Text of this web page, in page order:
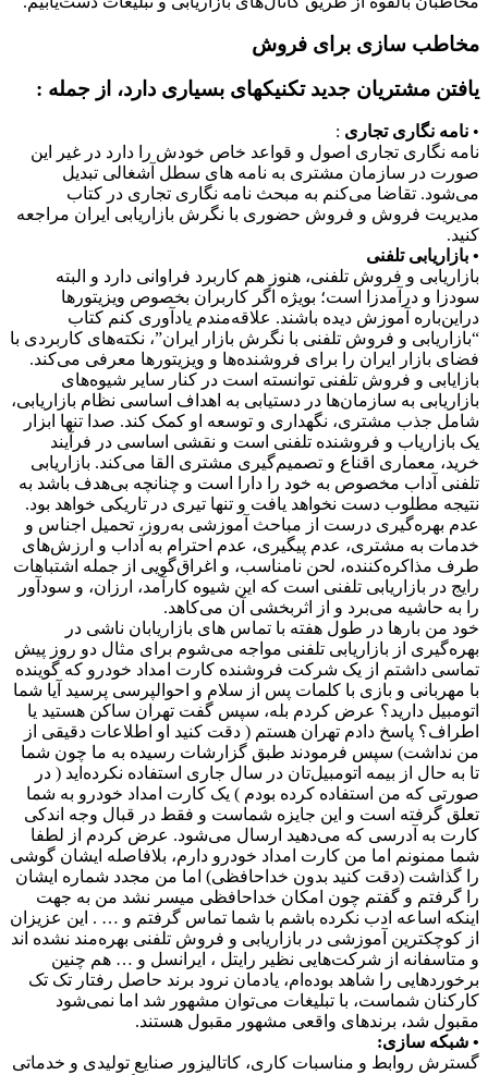
مخاطب سازی برای فروش
یافتن مشتریان جدید تکنیکهای بسیاری دارد، از جمله :
• نامه نگاری تجاری :
نامه نگاری تجاری اصول و قواعد خاص خودش را دارد در غیر این
صورت در سازمان مشتری به نامه های سطل آشغالی تبدیل
می‌شود. تقاضا می‌کنم به مبحث نامه نگاری تجاری در کتاب
مدیریت فروش و فروش حضوری با نگرش بازاریابی ایران مراجعه
کنید.
• بازاریابی تلفنی
بازاریابی و فروش تلفنی، هنوز هم کاربرد فراوانی دارد و البته
سودزا و درآمدزا است؛ بویژه اگر کاربران بخصوص ویزیتورها
دراین‌باره آموزش دیده باشند. علاقه‌مندم یادآوری کنم کتاب
“بازاریابی و فروش تلفنی با نگرش بازار ایران”، نکته‌های کاربردی با
فضای بازار ایران را برای فروشنده‌ها و ویزیتورها معرفی می‌کند.
بازایابی و فروش تلفنی توانسته است در کنار سایر شیوه‌های
بازاریابی به سازمان‌ها در دستیابی به اهداف اساسی نظام بازاریابی،
شامل جذب مشتری، نگهداری و توسعه او کمک کند. صدا تنها ابزار
یک بازاریاب و فروشنده تلفنی است و نقشی اساسی در فرآیند
خرید، معماری اقناع و تصمیم‌گیری مشتری القا می‌کند. بازاریابی
تلفنی آداب مخصوص به خود را دارا است و چنانچه بی‌هدف باشد به
نتیجه مطلوب دست نخواهد یافت و تنها تیری در تاریکی خواهد بود.
عدم بهره‌گیری درست از مباحث آموزشی به‌روز، تحمیل اجناس و
خدمات به مشتری، عدم پیگیری، عدم احترام به آداب و ارزش‌های
طرف مذاکره‌کننده، لحن نامناسب، و اغراق‌گویی از جمله اشتباهات
رایج در بازاریابی تلفنی است که این شیوه کارآمد، ارزان، و سودآور
را به حاشیه می‌برد و از اثربخشی آن می‌کاهد.
خود من بارها در طول هفته با تماس های بازاریابان ناشی در
بهره‌گیری از بازاریابی تلفنی مواجه می‌شوم برای مثال دو روز پیش
تماسی داشتم از یک شرکت فروشنده کارت امداد خودرو که گوینده
با مهربانی و بازی با کلمات پس از سلام و احوالپرسی پرسید آیا شما
اتومبیل دارید؟ عرض کردم بله، سپس گفت تهران ساکن هستید یا
اطراف؟ پاسخ دادم تهران هستم ( دقت کنید او اطلاعات دقیقی از
من نداشت) سپس فرمودند طبق گزارشات رسیده به ما چون شما
تا به حال از بیمه اتومبیل‌تان در سال جاری استفاده نکرده‌اید ( در
صورتی که من استفاده کرده بودم ) یک کارت امداد خودرو به شما
تعلق گرفته است و این جایزه شماست و فقط در قبال وجه اندکی
کارت به آدرسی که می‌دهید ارسال می‌شود. عرض کردم از لطفا
شما ممنونم اما من کارت امداد خودرو دارم، بلافاصله ایشان گوشی
را گذاشت (دقت کنید بدون خداحافظی) اما من مجدد شماره ایشان
را گرفتم و گفتم چون امکان خداحافظی میسر نشد من به جهت
اینکه اساعه ادب نکرده باشم با شما تماس گرفتم و … . این عزیزان
از کوچکترین آموزشی در بازاریابی و فروش تلفنی بهره‌مند نشده اند
و متاسفانه از شرکت‌هایی نظیر رایتل ، ایرانسل و … هم چنین
برخوردهایی را شاهد بوده‌ام، یادمان نرود برند حاصل رفتار تک تک
کارکنان شماست، با تبلیغات می‌توان مشهور شد اما نمی‌شود
مقبول شد، برندهای واقعی مشهور مقبول هستند.
• شبکه سازی:
گسترش روابط و مناسبات کاری، کاتالیزور صنایع تولیدی و خدماتی